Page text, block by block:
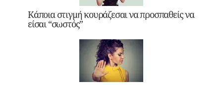
Κάποια στιγμή κουράζεσαι να προσπαθείς να
είσαι “σωστός”